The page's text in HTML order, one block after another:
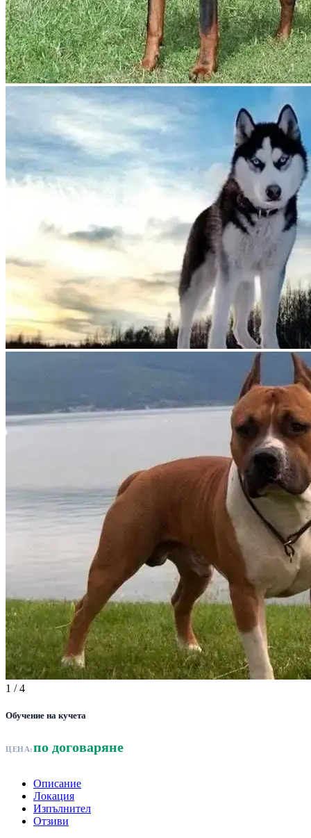
1 / 4
Обучение на кучета
ЦЕНА:по договаряне
Описание
Локация
Изпълнител
Отзиви